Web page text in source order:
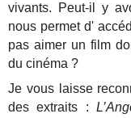
vivants. Peut-il y
nous permet d'
pas aimer un film
du cinéma ?
Je vous laisse
des extraits :